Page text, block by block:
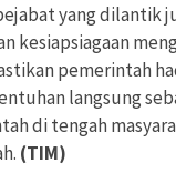
yang dilantik
kesiapsiagaan
pemerintah
langsung
di tengah
(TIM)